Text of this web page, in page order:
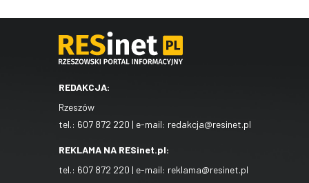
REDAKCJA:
Rzeszów
tel.: 607 872 220 | e-mail: redakcja@resinet.pl
REKLAMA NA RESinet.pl:
tel.: 607 872 220 | e-mail: reklama@resinet.pl